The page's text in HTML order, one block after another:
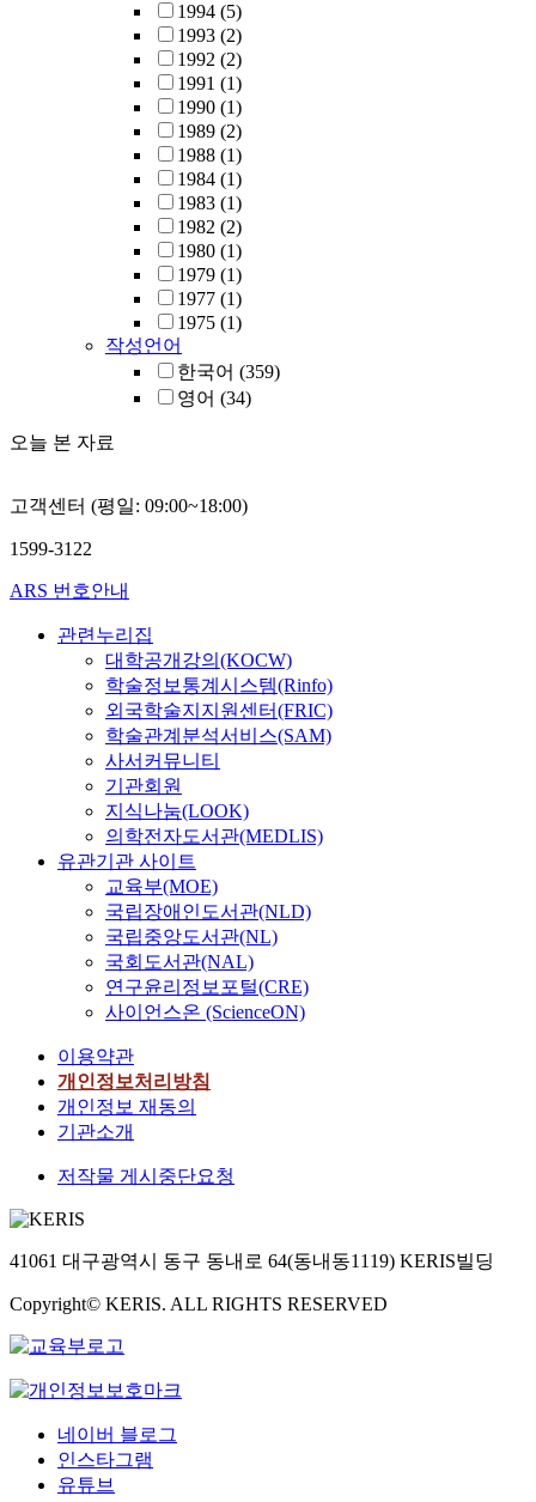
1994 (5)
1993 (2)
1992 (2)
1991 (1)
1990 (1)
1989 (2)
1988 (1)
1984 (1)
1983 (1)
1982 (2)
1980 (1)
1979 (1)
1977 (1)
1975 (1)
작성언어
한국어 (359)
영어 (34)
오늘 본 자료
고객센터 (평일: 09:00~18:00)
1599-3122
ARS 번호안내
관련누리집
대학공개강의(KOCW)
학술정보통계시스템(Rinfo)
외국학술지지원센터(FRIC)
학술관계분석서비스(SAM)
사서커뮤니티
기관회원
지식나눔(LOOK)
의학전자도서관(MEDLIS)
유관기관 사이트
교육부(MOE)
국립장애인도서관(NLD)
국립중앙도서관(NL)
국회도서관(NAL)
연구윤리정보포털(CRE)
사이언스온 (ScienceON)
이용약관
개인정보처리방침
개인정보 재동의
기관소개
저작물 게시중단요청
41061 대구광역시 동구 동내로 64(동내동1119) KERIS빌딩
Copyright© KERIS. ALL RIGHTS RESERVED
네이버 블로그
인스타그램
유튜브